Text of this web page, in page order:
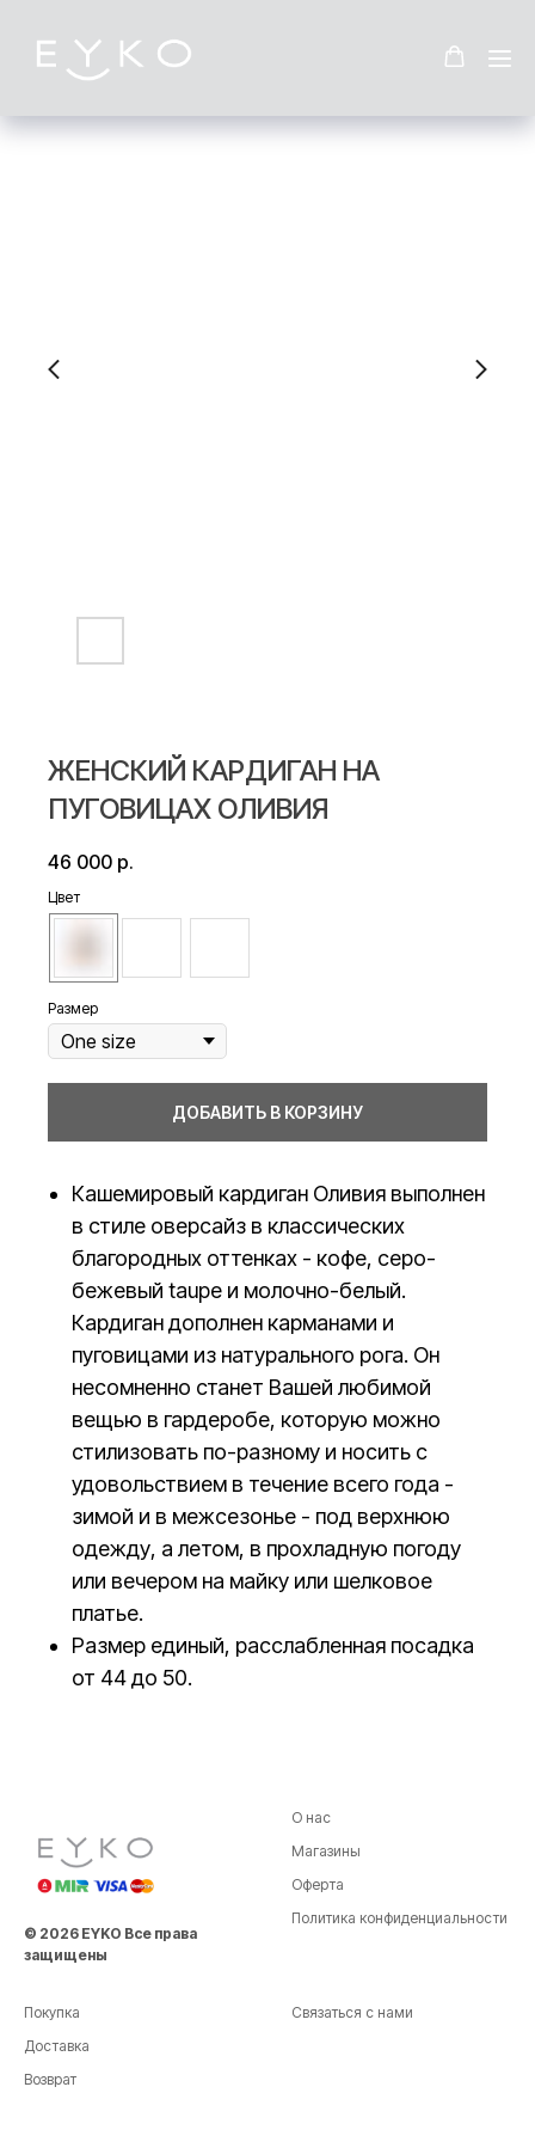
ЖЕНСКИЙ КАРДИГАН НА
ПУГОВИЦАХ ОЛИВИЯ
46 000 р.
Цвет
Размер
ДОБАВИТЬ В КОРЗИНУ
Кашемировый кардиган Оливия выполнен
в стиле оверсайз в классических
благородных оттенках - кофе, серо-
бежевый taupe и молочно-белый.
Кардиган дополнен карманами и
пуговицами из натурального рога. Он
несомненно станет Вашей любимой
вещью в гардеробе, которую можно
стилизовать по-разному и носить с
удовольствием в течение всего года -
зимой и в межсезонье - под верхнюю
одежду, а летом, в прохладную погоду
или вечером на майку или шелковое
платье.
Размер единый, расслабленная посадка
от 44 до 50.
© 2026 EYKO Все права
защищены
О нас
Магазины
Оферта
Политика конфиденциальности
Покупка
Доставка
Возврат
Связаться с нами